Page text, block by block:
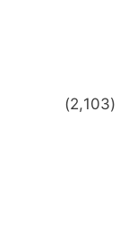
(2,103)